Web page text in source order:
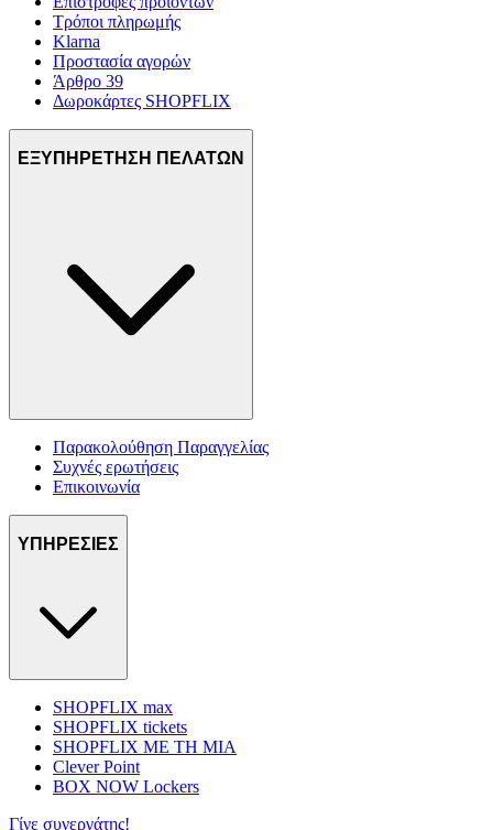
Τρόποι πληρωμής
Klarna
Προστασία αγορών
Άρθρο 39
Δωροκάρτες SHOPFLIX
ΕΞΥΠΗΡΕΤΗΣΗ ΠΕΛΑΤΩΝ
Παρακολούθηση Παραγγελίας
Συχνές ερωτήσεις
Επικοινωνία
ΥΠΗΡΕΣΙΕΣ
SHOPFLIX max
SHOPFLIX tickets
SHOPFLIX ΜΕ ΤΗ ΜΙΑ
Clever Point
BOX NOW Lockers
Γίνε συνεργάτης!